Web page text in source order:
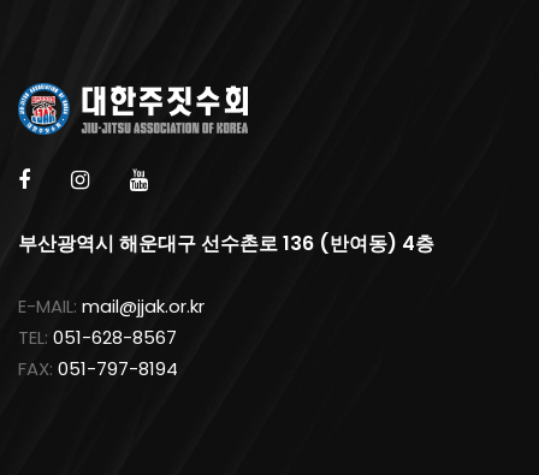
부산광역시 해운대구 선수촌로 136 (반여동) 4층
E-MAIL: mail@jjak.or.kr
TEL: 051-628-8567
FAX: 051-797-8194